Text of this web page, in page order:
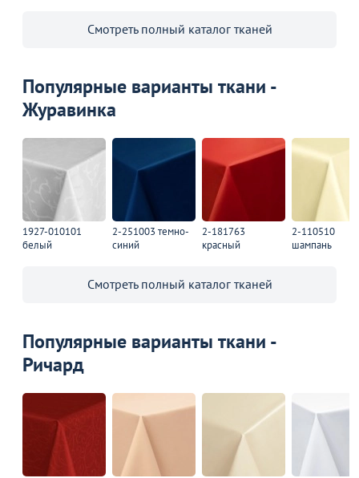
Смотреть полный каталог тканей
Популярные варианты ткани -
Журавинка
1927-010101
белый
2-251003 темно-
синий
2-181763
красный
2-110510
шампань
Смотреть полный каталог тканей
Популярные варианты ткани -
Ричард